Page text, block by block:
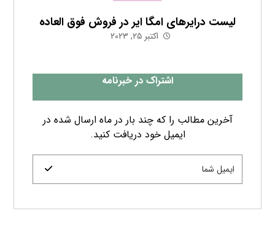
لیست درایرهای امگا ایر در فروش فوق العاده
اکتبر ۲۵, ۲۰۲۳
اشتراک در خبرنامه
آخرین مطالب را که چند بار در ماه ارسال شده در
ایمیل خود دریافت کنید.